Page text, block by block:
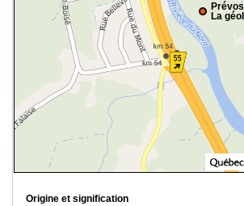
La
Origine et signification